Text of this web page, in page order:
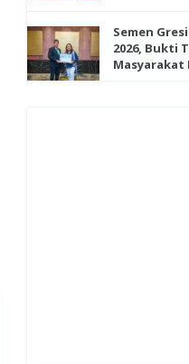
Semen
2026, Bukti
Masyarakat